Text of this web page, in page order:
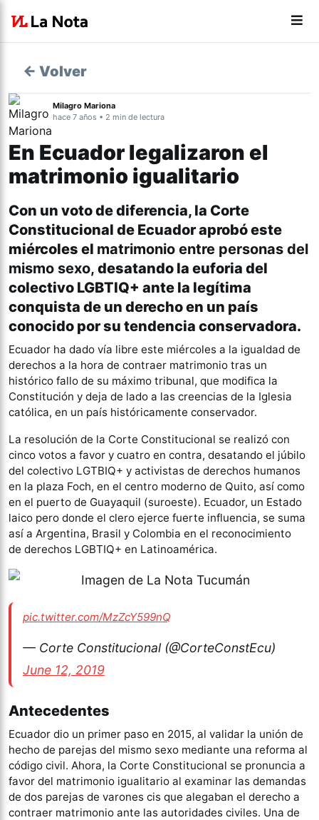
← Volver
Milagro Mariona
hace 7 años • 2 min de lectura
En Ecuador legalizaron el
matrimonio igualitario
Con un voto de diferencia, la Corte
Constitucional de Ecuador aprobó este
miércoles el matrimonio entre personas del
mismo sexo, desatando la euforia del
colectivo LGBTIQ+ ante la legítima
conquista de un derecho en un país
conocido por su tendencia conservadora.
Ecuador ha dado vía libre este miércoles a la igualdad de
derechos a la hora de contraer matrimonio tras un
histórico fallo de su máximo tribunal, que modifica la
Constitución y deja de lado a las creencias de la Iglesia
católica, en un país históricamente conservador.
La resolución de la Corte Constitucional se realizó con
cinco votos a favor y cuatro en contra, desatando el júbilo
del colectivo LGTBIQ+ y activistas de derechos humanos
en la plaza Foch, en el centro moderno de Quito, así como
en el puerto de Guayaquil (suroeste). Ecuador, un Estado
laico pero donde el clero ejerce fuerte influencia, se suma
así a Argentina, Brasil y Colombia en el reconocimiento
de derechos LGBTIQ+ en Latinoamérica.
pic.twitter.com/MzZcY599nQ
— Corte Constitucional (@CorteConstEcu)
June 12, 2019
Antecedentes
Ecuador dio un primer paso en 2015, al validar la unión de
hecho de parejas del mismo sexo mediante una reforma al
código civil. Ahora, la Corte Constitucional se pronuncia a
favor del matrimonio igualitario al examinar las demandas
de dos parejas de varones cis que alegaban el derecho a
contraer matrimonio ante las autoridades civiles. Una de